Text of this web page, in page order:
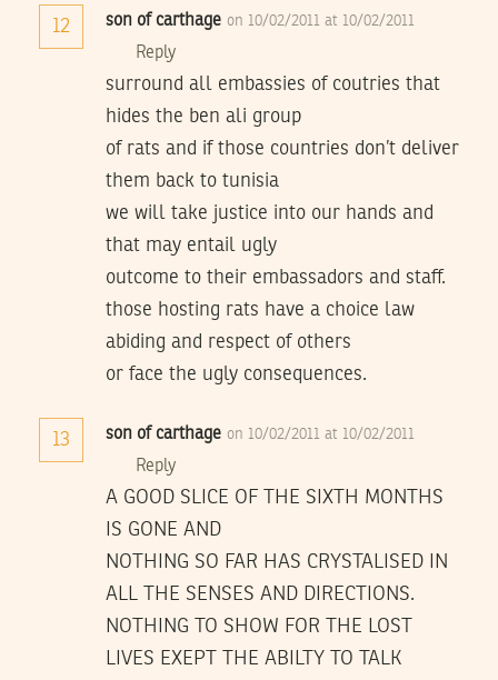
12 son of carthage on 10/02/2011 at 10/02/2011
Reply
surround all embassies of coutries that
hides the ben ali group
of rats and if those countries don’t deliver
them back to tunisia
we will take justice into our hands and
that may entail ugly
outcome to their embassadors and staff.
those hosting rats have a choice law
abiding and respect of others
or face the ugly consequences.
13 son of carthage on 10/02/2011 at 10/02/2011
Reply
A GOOD SLICE OF THE SIXTH MONTHS
IS GONE AND
NOTHING SO FAR HAS CRYSTALISED IN
ALL THE SENSES AND DIRECTIONS.
NOTHING TO SHOW FOR THE LOST
LIVES EXEPT THE ABILTY TO TALK